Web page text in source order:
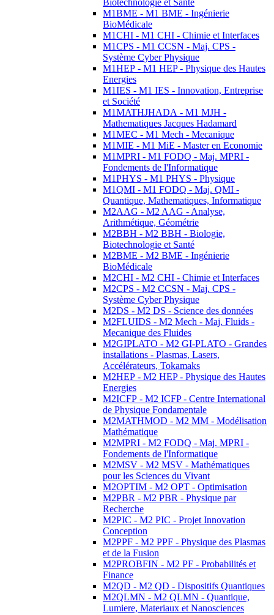
Biotechnologie et Santé
M1BME - M1 BME - Ingénierie
BioMédicale
M1CHI - M1 CHI - Chimie et Interfaces
M1CPS - M1 CCSN - Maj. CPS -
Système Cyber Physique
M1HEP - M1 HEP - Physique des Hautes
Energies
M1IES - M1 IES - Innovation, Entreprise
et Société
M1MATHJHADA - M1 MJH -
Mathematiques Jacques Hadamard
M1MEC - M1 Mech - Mecanique
M1MIE - M1 MiE - Master en Economie
M1MPRI - M1 FODQ - Maj. MPRI -
Fondements de l'Informatique
M1PHYS - M1 PHYS - Physique
M1QMI - M1 FODQ - Maj. QMI -
Quantique, Mathematiques, Informatique
M2AAG - M2 AAG - Analyse,
Arithmétique, Géométrie
M2BBH - M2 BBH - Biologie,
Biotechnologie et Santé
M2BME - M2 BME - Ingénierie
BioMédicale
M2CHI - M2 CHI - Chimie et Interfaces
M2CPS - M2 CCSN - Maj. CPS -
Système Cyber Physique
M2DS - M2 DS - Science des données
M2FLUIDS - M2 Mech - Maj. Fluids -
Mecanique des Fluides
M2GIPLATO - M2 GI-PLATO - Grandes
installations - Plasmas, Lasers,
Accélérateurs, Tokamaks
M2HEP - M2 HEP - Physique des Hautes
Energies
M2ICFP - M2 ICFP - Centre International
de Physique Fondamentale
M2MATHMOD - M2 MM - Modélisation
Mathématique
M2MPRI - M2 FODQ - Maj. MPRI -
Fondements de l'Informatique
M2MSV - M2 MSV - Mathématiques
pour les Sciences du Vivant
M2OPTIM - M2 OPT - Optimisation
M2PBR - M2 PBR - Physique par
Recherche
M2PIC - M2 PIC - Projet Innovation
Conception
M2PPF - M2 PPF - Physique des Plasmas
et de la Fusion
M2PROBFIN - M2 PF - Probabilités et
Finance
M2QD - M2 QD - Dispositifs Quantiques
M2QLMN - M2 QLMN - Quantique,
Lumiere, Materiaux et Nanosciences